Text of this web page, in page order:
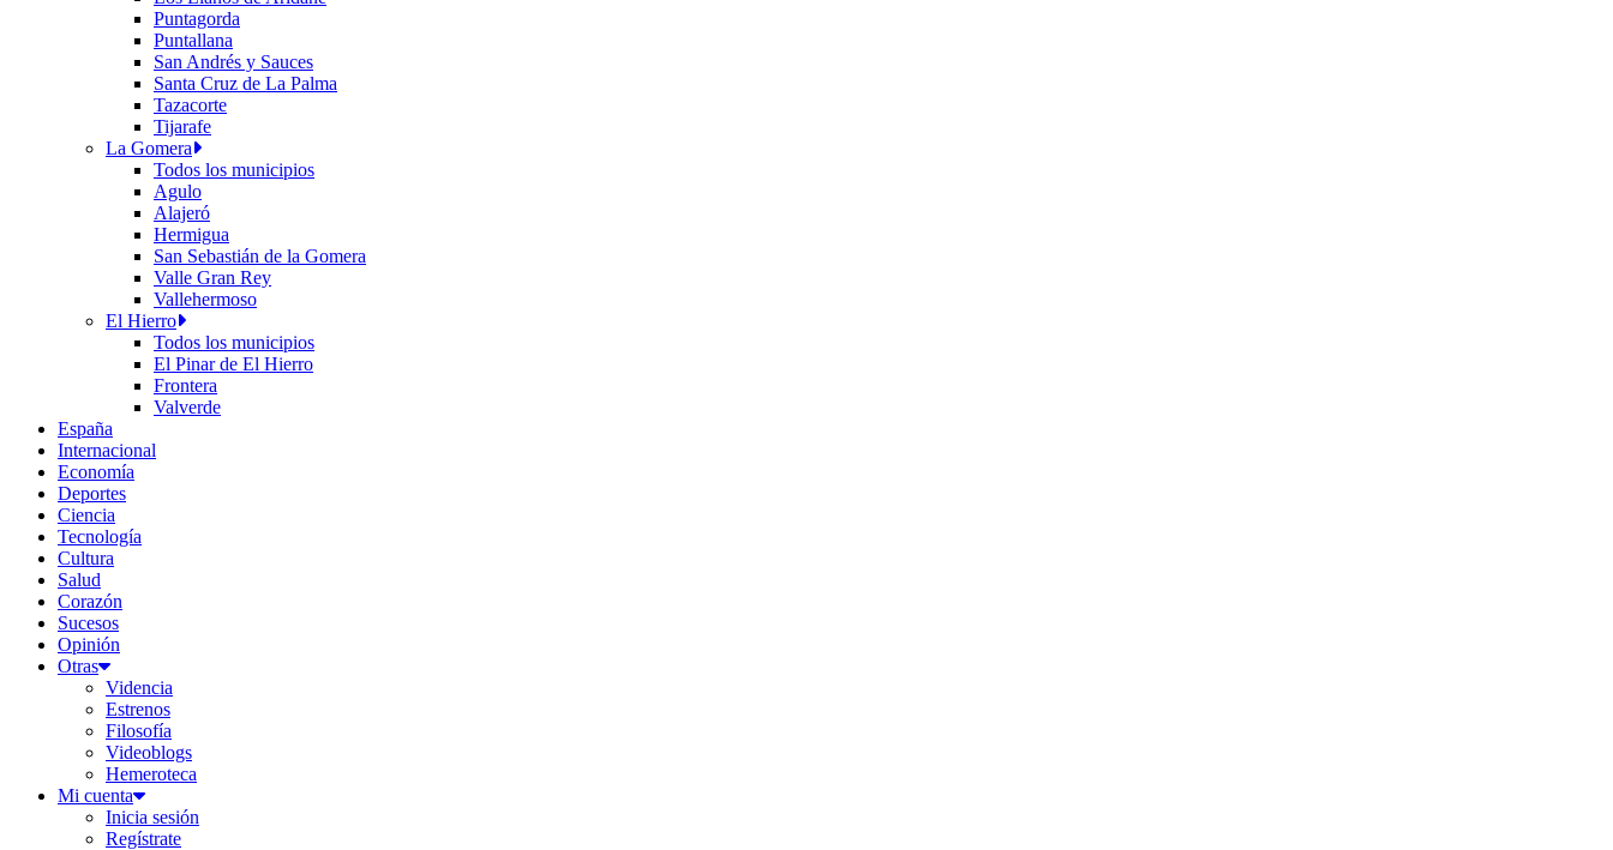
Puntagorda
Puntallana
San Andrés y Sauces
Santa Cruz de La Palma
Tazacorte
Tijarafe
La Gomera
Todos los municipios
Agulo
Alajeró
Hermigua
San Sebastián de la Gomera
Valle Gran Rey
Vallehermoso
El Hierro
Todos los municipios
El Pinar de El Hierro
Frontera
Valverde
España
Internacional
Economía
Deportes
Ciencia
Tecnología
Cultura
Salud
Corazón
Sucesos
Opinión
Otras
Videncia
Estrenos
Filosofía
Videoblogs
Hemeroteca
Mi cuenta
Inicia sesión
Regístrate